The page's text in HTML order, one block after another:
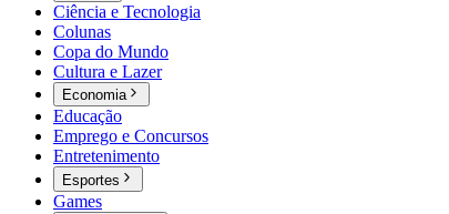
Ciência e Tecnologia
Colunas
Copa do Mundo
Cultura e Lazer
Economia
Educação
Emprego e Concursos
Entretenimento
Esportes
Games